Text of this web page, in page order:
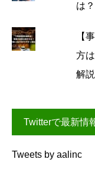
は
【
方
解説
Twitterで最新情
Tweets by aalinc